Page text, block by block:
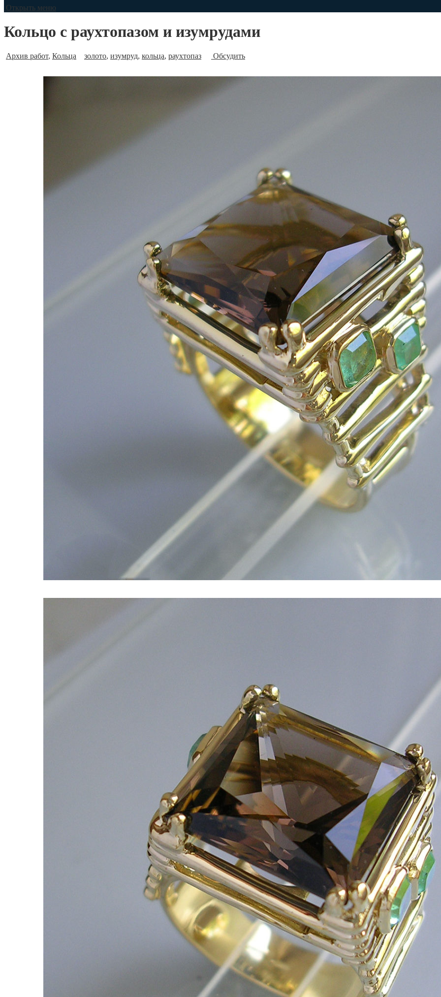
Открыть меню
Кольцо с раухтопазом и изумрудами
Архив работ, Кольца золото, изумруд, кольца, раухтопаз Обсудить